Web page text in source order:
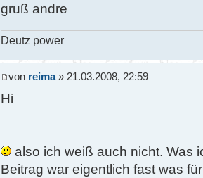
gruß andre
Deutz power
von reima» 21.03.2008, 22:59
Hi
also ich weiß auch nicht. Was
Beitrag war eigentlich fast was